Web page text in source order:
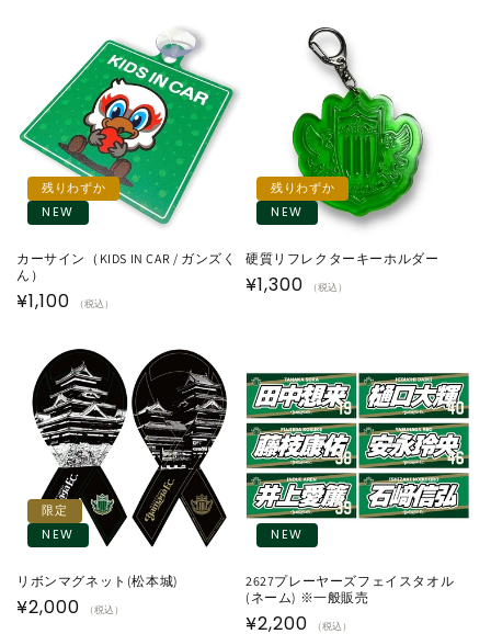
残りわずか
NEW
カーサイン（KIDS IN CAR / ガンズく
ん）
通
格
¥1,100 （税込）
残りわずか
NEW
硬質リフレクターキーホルダー
通
¥1,300 （税込）
限定
NEW
リボンマグネット(松本城)
通
¥2,000 （税込）
NEW
2627プレーヤーズフェイスタオル
(ネーム) ※一般販売
通
¥2,200 （税込）